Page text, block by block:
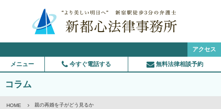
アクセス
メニュー 今すぐ電話する 無料法律相談予約
コラム
HOME 親の再婚を子がどう見るか